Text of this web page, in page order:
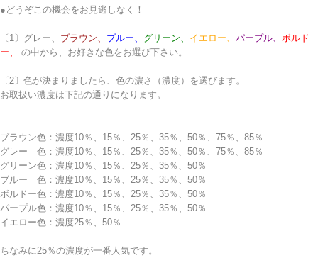
●どうぞこの機会をお見逃しなく！
〔1〕 グレー、 ブラウン、 ブルー、 グリーン、 イエロー、 パープル、 ボルド
ー、
の中から、お好きな色をお選び下さい。
〔2〕色が決まりましたら、色の濃さ（濃度）を選びます。
お取扱い濃度は下記の通りになります。
ブラウン色：濃度10％、15％、25％、35％、50％、75％、85％
グレー 色：濃度10％、15％、25％、35％、50％、75％、85％
グリーン色：濃度10％、15％、25％、35％、50％
ブルー 色：濃度10％、15％、25％、35％、50％
ボルドー色：濃度10％、15％、25％、35％、50％
パープル色：濃度10％、15％、25％、35％、50％
イエロー色：濃度25％、50％
ちなみに25％の濃度が一番人気です。